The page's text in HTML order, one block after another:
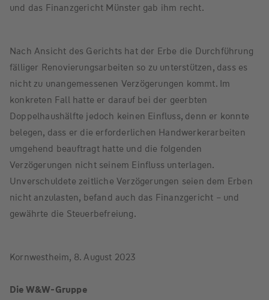
und das Finanzgericht Münster gab ihm recht.
Nach Ansicht des Gerichts hat der Erbe die Durchführung
fälliger Renovierungsarbeiten so zu unterstützen, dass es
nicht zu unangemessenen Verzögerungen kommt. Im
konkreten Fall hatte er darauf bei der geerbten
Doppelhaushälfte jedoch keinen Einfluss, denn er konnte
belegen, dass er die erforderlichen Handwerkerarbeiten
umgehend beauftragt hatte und die folgenden
Verzögerungen nicht seinem Einfluss unterlagen.
Unverschuldete zeitliche Verzögerungen seien dem Erben
nicht anzulasten, befand auch das Finanzgericht – und
gewährte die Steuerbefreiung.
Kornwestheim, 8. August 2023
Die W&W-Gruppe